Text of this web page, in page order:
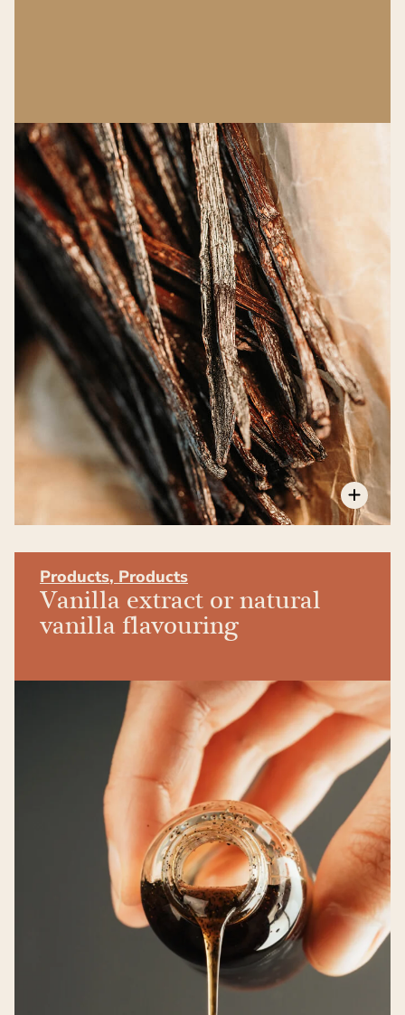
Products, Products
Vanilla extract or natural
vanilla flavouring